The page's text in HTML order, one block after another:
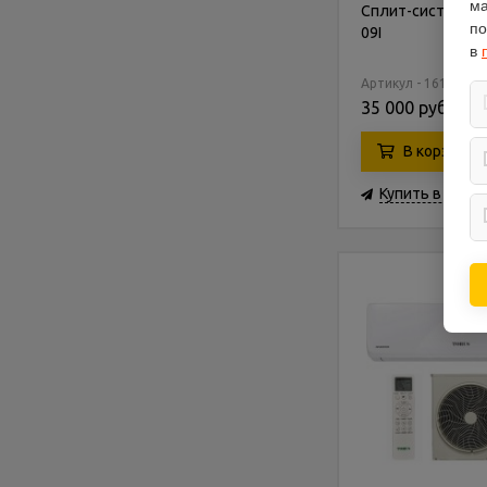
Сплит-система
09I
Артикул - 161800
35 000 руб.
В корзину
Купить в 1
в